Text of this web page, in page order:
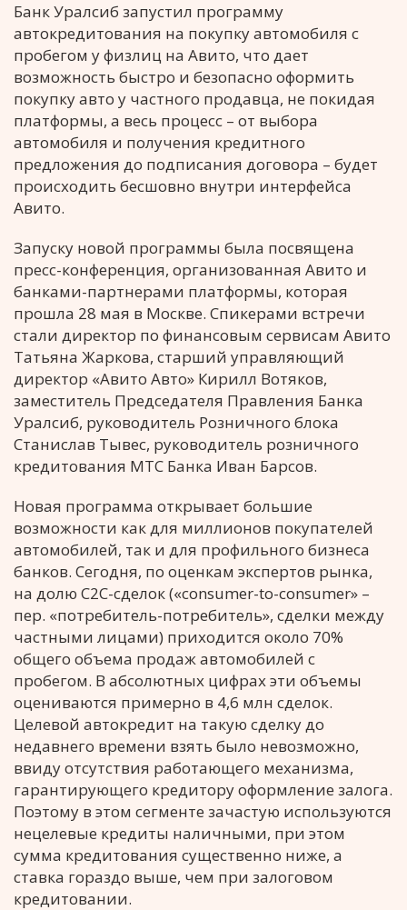
Банк Уралсиб запустил программу
автокредитования на покупку автомобиля с
пробегом у физлиц на Авито, что дает
возможность быстро и безопасно оформить
покупку авто у частного продавца, не покидая
платформы, а весь процесс – от выбора
автомобиля и получения кредитного
предложения до подписания договора – будет
происходить бесшовно внутри интерфейса
Авито.
Запуску новой программы была посвящена
пресс-конференция, организованная Авито и
банками-партнерами платформы, которая
прошла 28 мая в Москве. Спикерами встречи
стали директор по финансовым сервисам Авито
Татьяна Жаркова, старший управляющий
директор «Авито Авто» Кирилл Вотяков,
заместитель Председателя Правления Банка
Уралсиб, руководитель Розничного блока
Станислав Тывес, руководитель розничного
кредитования МТС Банка Иван Барсов.
Новая программа открывает большие
возможности как для миллионов покупателей
автомобилей, так и для профильного бизнеса
банков. Сегодня, по оценкам экспертов рынка,
на долю С2С-сделок («consumer-to-consumer» –
пер. «потребитель-потребитель», сделки между
частными лицами) приходится около 70%
общего объема продаж автомобилей с
пробегом. В абсолютных цифрах эти объемы
оцениваются примерно в 4,6 млн сделок.
Целевой автокредит на такую сделку до
недавнего времени взять было невозможно,
ввиду отсутствия работающего механизма,
гарантирующего кредитору оформление залога.
Поэтому в этом сегменте зачастую используются
нецелевые кредиты наличными, при этом
сумма кредитования существенно ниже, а
ставка гораздо выше, чем при залоговом
кредитовании.